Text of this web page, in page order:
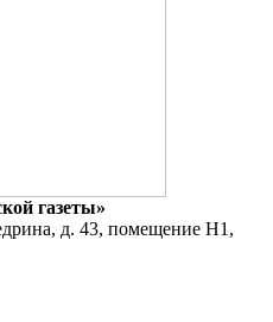
газеты»
д. 43, помещение Н1,